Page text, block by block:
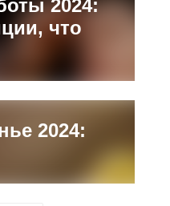
2024:
что
2024: